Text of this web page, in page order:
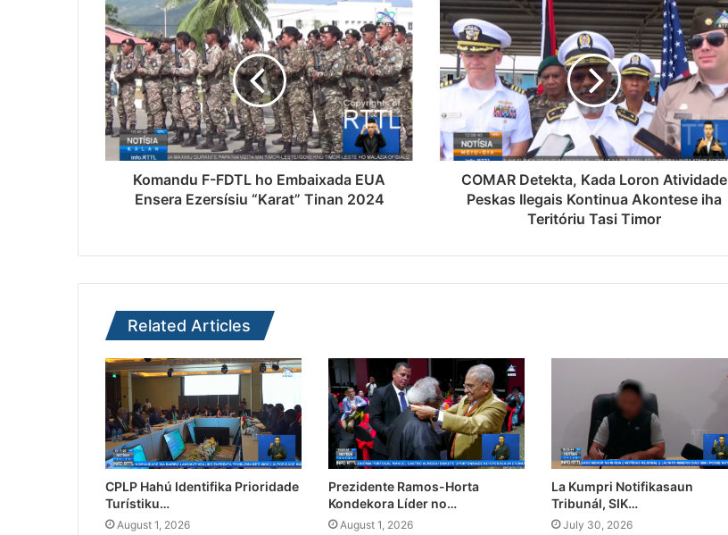
Komandu F-FDTL ho Embaixada EUA
Ensera Ezersísiu “Karat” Tinan 2024
COMAR Detekta, Kada Loron Atividade
Peskas Ilegais Kontinua Akontese iha
Teritóriu Tasi Timor
Related Articles
CPLP Hahú Identifika Prioridade
Turístiku…
August 1, 2026
Prezidente Ramos-Horta
Kondekora Líder no…
August 1, 2026
La Kumpri Notifikasaun
Tribunál, SIK…
July 30, 2026